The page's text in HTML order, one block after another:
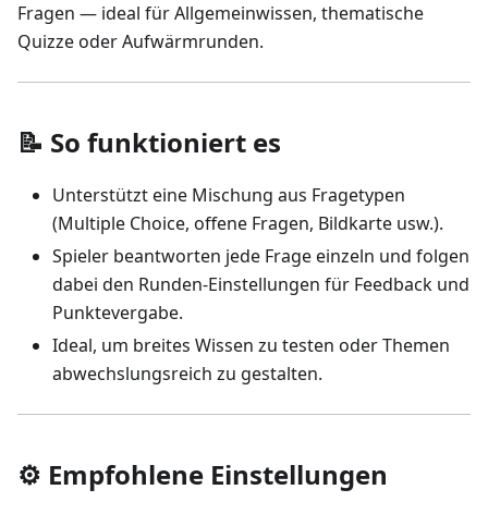
Fragen — ideal für Allgemeinwissen, thematische
Quizze oder Aufwärmrunden.
📝 So funktioniert es
Unterstützt eine Mischung aus Fragetypen
(Multiple Choice, offene Fragen, Bildkarte usw.).
Spieler beantworten jede Frage einzeln und folgen
dabei den Runden-Einstellungen für Feedback und
Punktevergabe.
Ideal, um breites Wissen zu testen oder Themen
abwechslungsreich zu gestalten.
⚙️ Empfohlene Einstellungen